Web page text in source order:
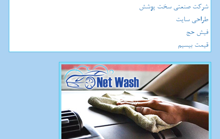
شرکت صنعتی سخت پوشش
طراحی سایت
فیش حج
قیمت بیسیم